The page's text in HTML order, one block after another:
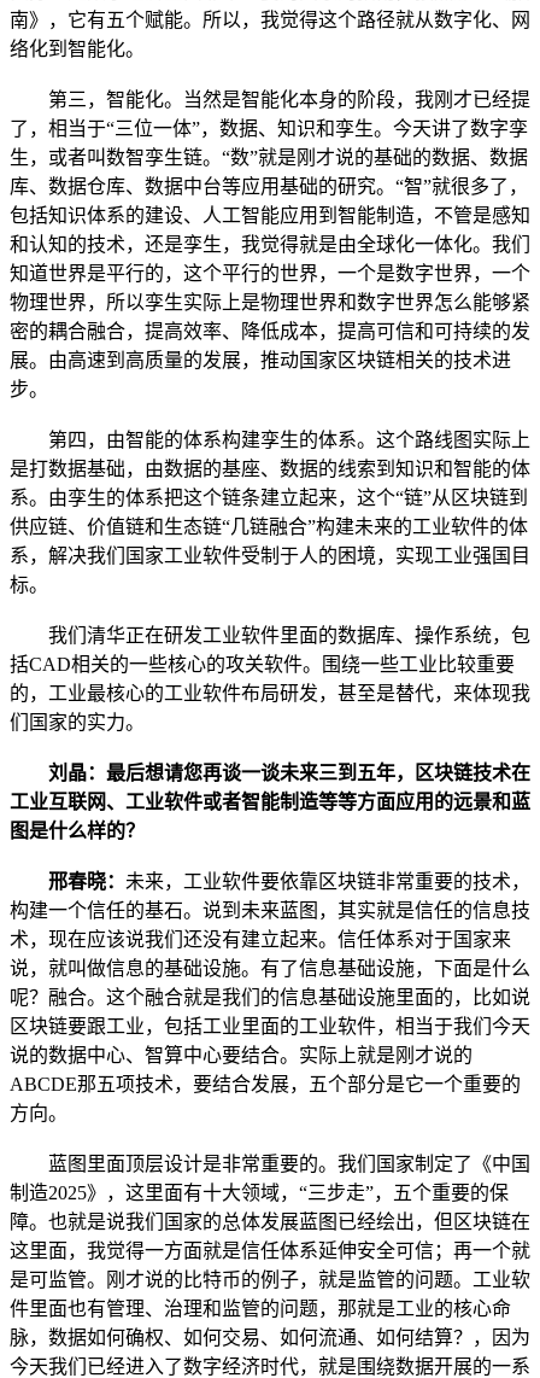
南》，它有五个赋能。所以，我觉得这个路径就从数字化、网
络化到智能化。
第三，智能化。当然是智能化本身的阶段，我刚才已经提
了，相当于“三位一体”，数据、知识和孪生。今天讲了数字孪
生，或者叫数智孪生链。“数”就是刚才说的基础的数据、数据
库、数据仓库、数据中台等应用基础的研究。“智”就很多了，
包括知识体系的建设、人工智能应用到智能制造，不管是感知
和认知的技术，还是孪生，我觉得就是由全球化一体化。我们
知道世界是平行的，这个平行的世界，一个是数字世界，一个
物理世界，所以孪生实际上是物理世界和数字世界怎么能够紧
密的耦合融合，提高效率、降低成本，提高可信和可持续的发
展。由高速到高质量的发展，推动国家区块链相关的技术进
步。
第四，由智能的体系构建孪生的体系。这个路线图实际上
是打数据基础，由数据的基座、数据的线索到知识和智能的体
系。由孪生的体系把这个链条建立起来，这个“链”从区块链到
供应链、价值链和生态链“几链融合”构建未来的工业软件的体
系，解决我们国家工业软件受制于人的困境，实现工业强国目
标。
我们清华正在研发工业软件里面的数据库、操作系统，包
括CAD相关的一些核心的攻关软件。围绕一些工业比较重要
的，工业最核心的工业软件布局研发，甚至是替代，来体现我
们国家的实力。
刘晶：最后想请您再谈一谈未来三到五年，区块链技术在
工业互联网、工业软件或者智能制造等等方面应用的远景和蓝
图是什么样的？
邢春晓： 未来，工业软件要依靠区块链非常重要的技术，
构建一个信任的基石。说到未来蓝图，其实就是信任的信息技
术，现在应该说我们还没有建立起来。信任体系对于国家来
说，就叫做信息的基础设施。有了信息基础设施，下面是什么
呢？融合。这个融合就是我们的信息基础设施里面的，比如说
区块链要跟工业，包括工业里面的工业软件，相当于我们今天
说的数据中心、智算中心要结合。实际上就是刚才说的
ABCDE那五项技术，要结合发展，五个部分是它一个重要的
方向。
蓝图里面顶层设计是非常重要的。我们国家制定了《中国
制造2025》，这里面有十大领域，“三步走”，五个重要的保
障。也就是说我们国家的总体发展蓝图已经绘出，但区块链在
这里面，我觉得一方面就是信任体系延伸安全可信；再一个就
是可监管。刚才说的比特币的例子，就是监管的问题。工业软
件里面也有管理、治理和监管的问题，那就是工业的核心命
脉，数据如何确权、如何交易、如何流通、如何结算？，因为
今天我们已经进入了数字经济时代，就是围绕数据开展的一系